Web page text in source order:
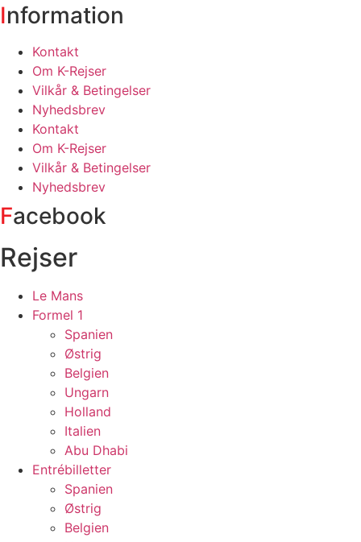
Information
Kontakt
Om K-Rejser
Vilkår & Betingelser
Nyhedsbrev
Kontakt
Om K-Rejser
Vilkår & Betingelser
Nyhedsbrev
Facebook
Rejser
Le Mans
Formel 1
Spanien
Østrig
Belgien
Ungarn
Holland
Italien
Abu Dhabi
Entrébilletter
Spanien
Østrig
Belgien